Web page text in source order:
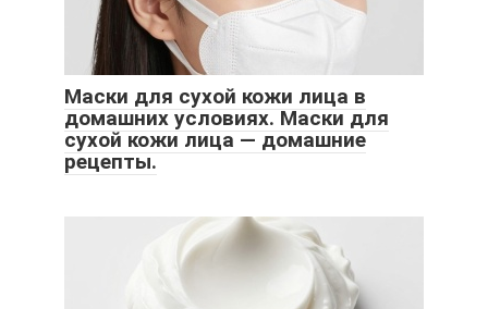
Маски для сухой кожи лица в
домашних условиях. Маски для
сухой кожи лица — домашние
рецепты.